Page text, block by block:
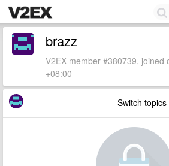
brazz
V2EX member #380739, joined
+08:00
Switch topics